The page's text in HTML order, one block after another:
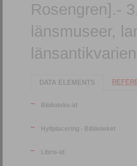
Rosengren].-
länsmuseer,
DATA ELEMENTS
Biblioteks-id
Hyllplacering - Biblioteket
Libris-id